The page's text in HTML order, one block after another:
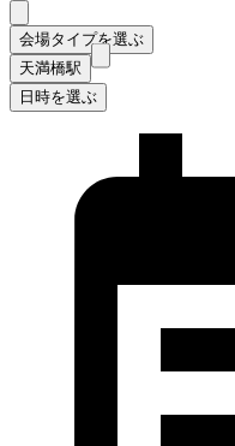
会場タイプを選ぶ
天満橋駅
日時を選ぶ